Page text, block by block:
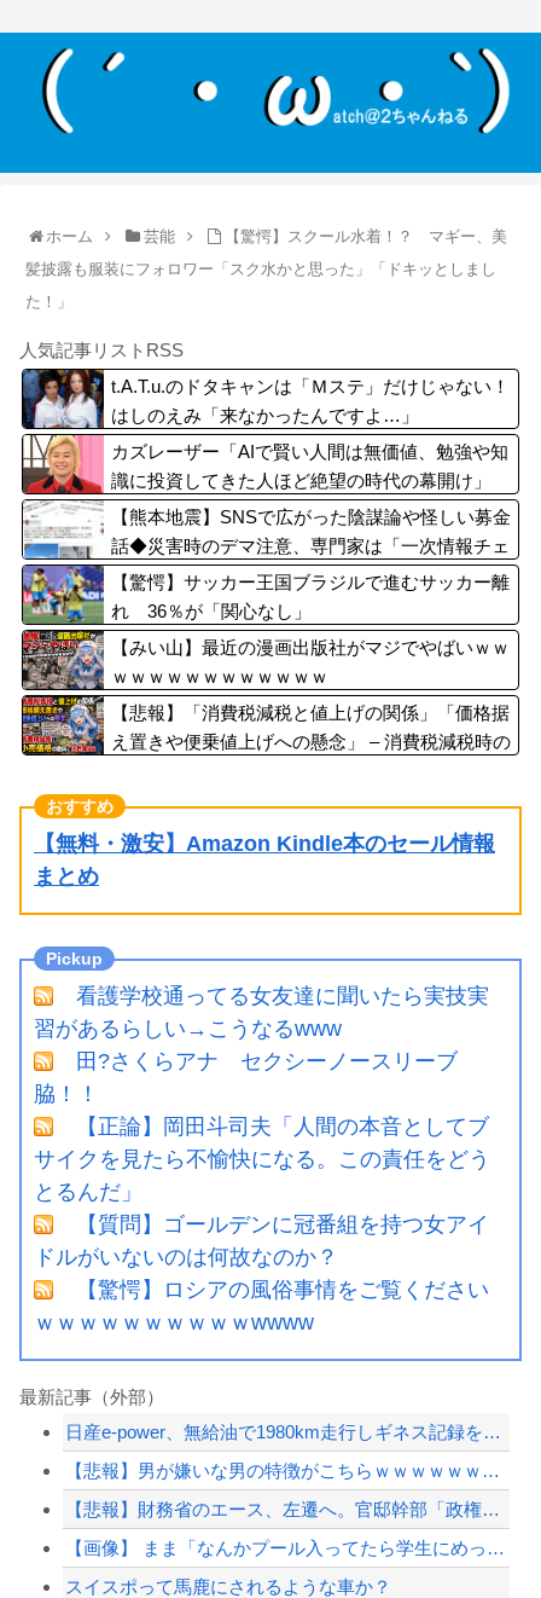
ホーム 芸能
【驚愕】スクール水着！？ マギー、美
髪披露も服装にフォロワー「スク水かと思った」「ドキッとしまし
た！」
人気記事リストRSS
t.A.T.u.のドタキャンは「Ｍステ」だけじゃない！
はしのえみ「来なかったんですよ…」
カズレーザー「AIで賢い人間は無価値、勉強や知
識に投資してきた人ほど絶望の時代の幕開け」
【熊本地震】SNSで広がった陰謀論や怪しい募金
話◆災害時のデマ注意、専門家は「一次情報チェ
ックを」
【驚愕】サッカー王国ブラジルで進むサッカー離
れ 36％が「関心なし」
【みい山】最近の漫画出版社がマジでやばいｗｗ
ｗｗｗｗｗｗｗｗｗｗｗｗ
【悲報】「消費税減税と値上げの関係」「価格据
え置きや便乗値上げへの懸念」 – 消費税減税時の
【無料・激安】Amazon Kindle本のセール情報
まとめ
看護学校通ってる女友達に聞いたら実技実
習があるらしい→こうなるwww
田?さくらアナ セクシーノースリーブ
脇！！
【正論】岡田斗司夫「人間の本音としてブ
サイクを見たら不愉快になる。この責任をどう
とるんだ」
【質問】ゴールデンに冠番組を持つ女アイ
ドルがいないのは何故なのか？
【驚愕】ロシアの風俗事情をご覧ください
ｗｗｗｗｗｗｗｗｗｗwwww
最新記事（外部）
日産e-power、無給油で1980km走行しギネス記録を達成、無駄な発電や送電...
【悲報】男が嫌いな男の特徴がこちらｗｗｗｗｗｗｗｗｗｗ
【悲報】財務省のエース、左遷へ。官邸幹部「政権に協力的でなかったから」
【画像】 まま「なんかプール入ってたら学生にめっちゃ見られたw」
スイスポって馬鹿にされるような車か？